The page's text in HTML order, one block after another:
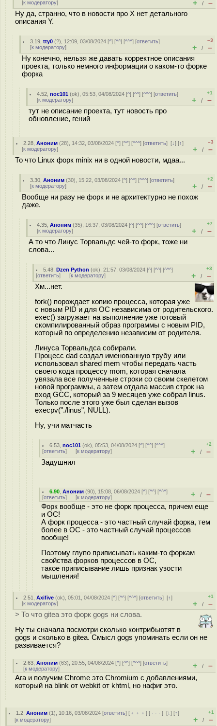
[к модератору] + / –
Ну да, странно, что в новости про X нет детального
описания Y.
3.19 ,tty0 (?), 12:09, 03/08/2024 [^] [^^] [^^^] [ответить]
[к модератору]
–3
+ / –
Ну конечно, нельзя же давать корректное описания
проекта, только немного информации о каком-то форке
форка
4.52 ,noc101 (ok), 05:53, 04/08/2024 [^] [^^] [^^^] [ответить]
[к модератору]
+1
+ / –
тут не описание проекта, тут новость про
обновление, гений
2.28 ,Аноним (28), 14:32, 03/08/2024 [^] [^^] [^^^] [ответить][↓] [↑]
[к модератору]
–3
+ / –
То что Linux форк minix ни в одной новости, мдаа...
3.30 ,Аноним (30), 15:22, 03/08/2024 [^] [^^] [^^^] [ответить]
[к модератору]
+2
+ / –
Вообще ни разу не форк и не архитектурно не похож
даже.
4.35 ,Аноним (35), 16:37, 03/08/2024 [^] [^^] [^^^] [ответить]
[к модератору]
+7
+ / –
А то что Линус Торвальдс чей-то форк, тоже ни
слова...
5.48 ,Dzen Python (ok), 21:57, 03/08/2024 [^] [^^] [^^^]
[ответить] [к модератору]
+3
+ / –
Хм...нет.
fork() порождает копию процесса, которая уже
с новым PID и для ОС независима от родительского.
exec() загружает на выполнение уже готовый
скомпилированный образ программы с новым PID,
который по определению независим от родителя.
Линуса Торвальдса собирали.
Процесс dad создал именованную трубу или
использовал shared mem чтобы передать часть
своего кода процессу mom, которая сначала
увязала все полученные строки со своим скелетом
новой программы, а затем отдала массив строк на
вход GCC, который за 9 месяцев уже собрал linus.
Только после этого уже был сделан вызов
execpv("./linus", NULL).
Ну, учи матчасть
6.53 ,noc101 (ok), 05:53, 04/08/2024 [^] [^^] [^^^]
[ответить] [к модератору]
+2
+ / –
Задушнил
6.90 ,Аноним (90), 15:08, 06/08/2024 [^] [^^] [^^^]
[ответить] [к модератору] + / –
Форк вообще - это не форк процесса, причем еще
и ОС!
А форк процесса - это частный случай форка, тем
более в ОС - это частный случай процессов
вообще!
Поэтому глупо приписывать каким-то форкам
свойства форков процессов в ОС,
такое приписывание лишь признак узости
мышления!
2.51 ,Axifive (ok), 05:01, 04/08/2024 [^] [^^] [^^^] [ответить][↑]
[к модератору]
+1
+ / –
> То что gitea это форк gogs ни слова.
Ну ты сначала посмотри сколько контрибьютят в
gogs и сколько в gitea. Смысл gogs упоминать если он не
развивается?
2.63 ,Аноним (63), 20:55, 04/08/2024 [^] [^^] [^^^] [ответить]
[к модератору] + / –
Ага и получим Chrome это Chromium с добавлениями,
который на blink от webkit от khtml, но нафиг это.
1.2 ,Аноним (1), 10:16, 03/08/2024 [ответить] [ ﹢﹢﹢] [ · · ·][↓] [↑]
[к модератору]
+1
+ / –